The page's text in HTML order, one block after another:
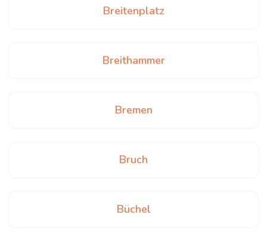
Breitenplatz
Breithammer
Bremen
Bruch
Büchel